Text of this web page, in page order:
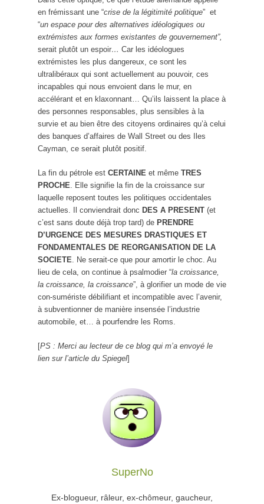
en frémissant une “crise de la légitimité politique” et
“un espace pour des alternatives idéologiques ou
extrémistes aux formes existantes de gouvernement”,
serait plutôt un espoir… Car les idéologues
extrémistes les plus dangereux, ce sont les
ultralibéraux qui sont actuellement au pouvoir, ces
incapables qui nous envoient dans le mur, en
accélérant et en klaxonnant… Qu’ils laissent la place à
des personnes responsables, plus sensibles à la
survie et au bien être des citoyens ordinaires qu’à celui
des banques d’affaires de Wall Street ou des Iles
Cayman, ce serait plutôt positif.
La fin du pétrole est CERTAINE et même TRES
PROCHE . Elle signifie la fin de la croissance sur
laquelle reposent toutes les politiques occidentales
actuelles. Il conviendrait donc DES A PRESENT (et
c’est sans doute déjà trop tard) de PRENDRE
D’URGENCE DES MESURES DRASTIQUES ET
FONDAMENTALES DE REORGANISATION DE LA
SOCIETE . Ne serait-ce que pour amortir le choc. Au
lieu de cela, on continue à psalmodier “la croissance,
la croissance, la croissance”, à glorifier un mode de vie
con-sumériste débilifiant et incompatible avec l’avenir,
à subventionner de manière insensée l’industrie
automobile, et… à pourfendre les Roms.
[PS : Merci au lecteur de ce blog qui m’a envoyé le
lien sur l’article du Spiegel]
SuperNo
Ex-blogueur, râleur, ex-chômeur, gaucheur,